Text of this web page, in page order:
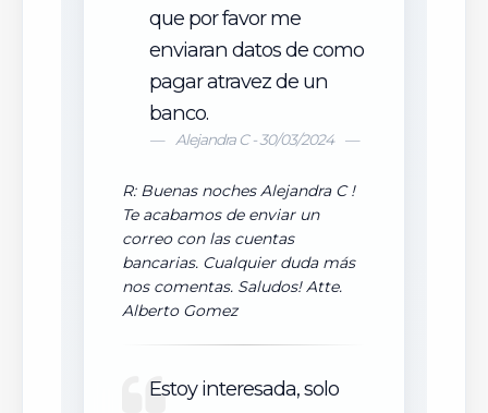
que por favor me
enviaran datos de como
pagar atravez de un
banco.
Alejandra C - 30/03/2024
R: Buenas noches Alejandra C !
Te acabamos de enviar un
correo con las cuentas
bancarias. Cualquier duda más
nos comentas. Saludos! Atte.
Alberto Gomez
Estoy interesada, solo